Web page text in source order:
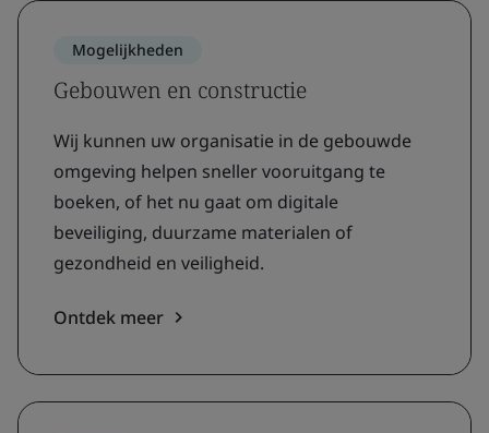
Mogelijkheden
Gebouwen en constructie
Wij kunnen uw organisatie in de gebouwde
omgeving helpen sneller vooruitgang te
boeken, of het nu gaat om digitale
beveiliging, duurzame materialen of
gezondheid en veiligheid.
Ontdek meer